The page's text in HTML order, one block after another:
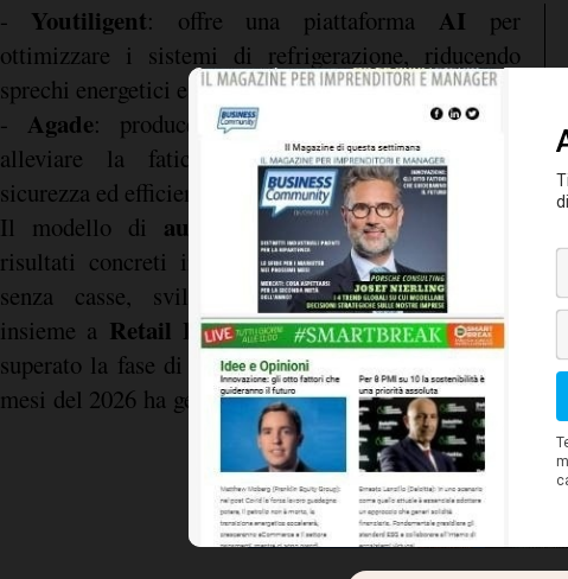
- Youtiligent: offre una piattaforma AI per
ottimizzare i sistemi di refrigerazione, riducendo
sprechi energetici e proteggendo margini.
- Agade: produceesoscheletri intelligentiper
alleviare la fatica dei lavoratori, migliorando
sicurezza ed efficienza nelle attività manuali.
Il modello di autonomous storeha dimostrato
risultati concreti in Italia. Il primo punto vendita
senza casse, sviluppato daDAO Cooperativa
insieme a Retail Hub, è operativo a Verona e ha
superato la fase di "curiosity experience". Nei primi
mesi del 2026 ha generato oltre un milione di euro di